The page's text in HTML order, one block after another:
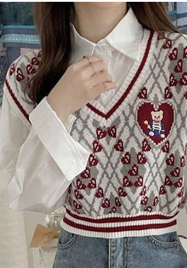
１．於結帳方式選
付」結帳頁面，進
２．訂單成立數日
３．收到繳費通知
／ATM／網路銀行
※ 請注意：結帳手
絡購買商品的店家
先享後付繳納相關
※ 交易是否成功請
是否繳費成功／繳
付客戶支援中心」
【注意事項】
１．透過由恩沛科
交易，需依本服務
求債權轉讓予恩沛科
２．關於個人資料
https://aftee.tw/
３．未成年的使用
「AFTEE先享後付
任。
４．使用「AFTEE
即時審查核予不同
結果請求用戶進行身
５．嚴禁一人註冊
付款後全家取貨
每筆NT$80，滿
萊爾富取貨付款
每筆NT$80，滿
付款後萊爾富取貨
每筆NT$80，滿
離島取貨加價40
每筆NT$80，滿
付款後7-11取貨
每筆NT$80，滿
宅配
每筆NT$100，滿
海外宅配